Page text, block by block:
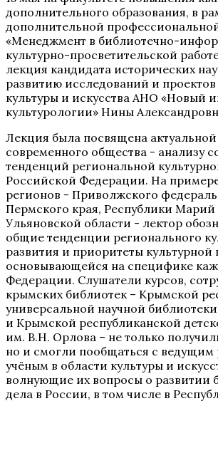
дополнительного образования, в
дополнительной
«Менеджмент в библиотечно-
культурно-просветительской
лекция кандидата исторических
развитию исследований и проектов
культуры и искусства АНО «Новый
культурологии» Нины
Лекция была посвящена актуальной
современного общества - анализу
тенденций региональной
Российской Федерации. На
регионов - Приволжского
Пермского края, Республики Марий
Ульяновской области - лектор
общие тенденции регионального
развития и приоритеты культурной
основывающейся на специфике
Федерации. Слушатели курсов,
крымских библиотек – Крымской
универсальной научной
и Крымской республиканской
им. В.Н. Орлова – не только
но и смогли пообщаться с ведущим
учёным в области культуры и
волнующие их вопросы о развитии
дела в России, в том числе в